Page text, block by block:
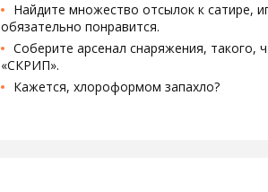
Найдите множество отсылок к сатире,
обязательно понравится.
Соберите арсенал снаряжения, такого,
«СКРИП».
Кажется, хлороформом запахло?